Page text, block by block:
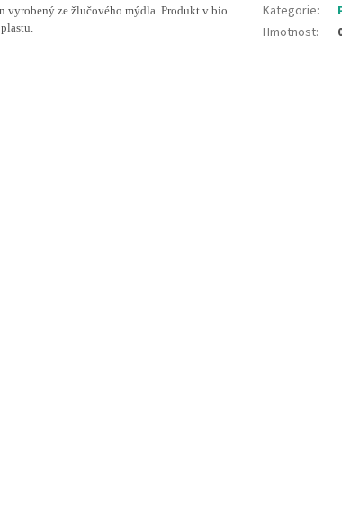
vyrobený ze žlučového mýdla. Produkt v bio
Kategorie:
Hmotnost: